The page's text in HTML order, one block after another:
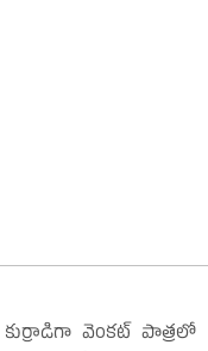
కుర్రాడిగా వెంకట్‌ పాత్రలో